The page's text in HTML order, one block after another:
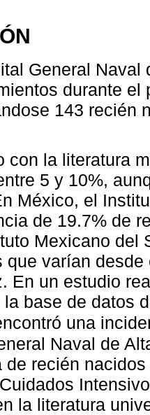
General
durante el
143 recién
con la literatura
5 y 10%,
México, el
de 19.7% de
Mexicano del
que varían
En un estudio
base de datos
una
Naval de
de recién
la literatura